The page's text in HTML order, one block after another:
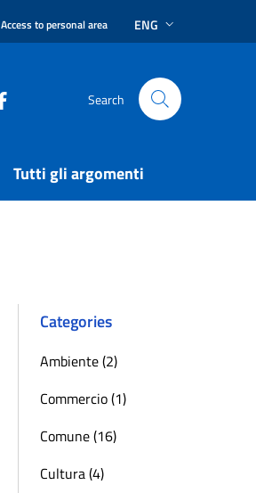
Access to personal area ENG
Search
Tutti gli argomenti
Categories
Ambiente (2)
Commercio (1)
Comune (16)
Cultura (4)